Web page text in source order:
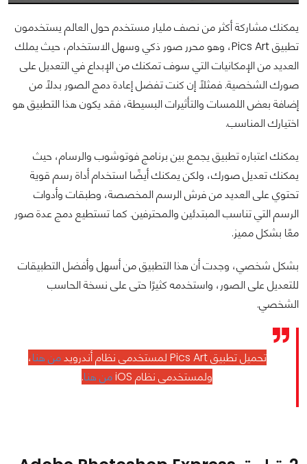
يمكنك مشاركة أكثر من نصف مليار مستخدم حول العالم يستخدمون
تطبيق Pics Art، وهو محرر صور ذكي وسهل الاستخدام، حيث يملك
العديد من الإمكانيات التي سوف تمكنك من الإبداع في التعديل على
صورك الشخصية. فمثلًا إن كنت تفضل إعادة دمج الصور بدلًا من
إضافة بعض اللمسات والتأثيرات البسيطة، فقد يكون هذا التطبيق هو
اختيارك المناسب.
يمكنك اعتباره تطبيق يجمع بين برنامج فوتوشوب والرسام، حيث
يمكنك تعديل صورك، ولكن يمكنك أيضًا استخدام أداة رسم قوية
تحتوي على العديد من فرش الرسم المخصصة، وطبقات وأدوات
الرسم التي تناسب المبتدئين والمحترفين. كما تستطيع دمج عدة صور
معًا بشكل مميز.
بشكل شخصي، وجدت أن هذا التطبيق من أسهل وأفضل التطبيقات
للتعديل على الصور، واستخدمه كثيرًا حتى على نسخة الحاسب
الشخصي.
تحميل تطبيق Pics Art لمستخدمي نظام أندرويد من هنا،
ولمستخدمي نظام iOS
من هنا.